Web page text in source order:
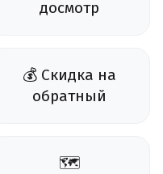
досмотр
💰 Скидка на
обратный
🗺️